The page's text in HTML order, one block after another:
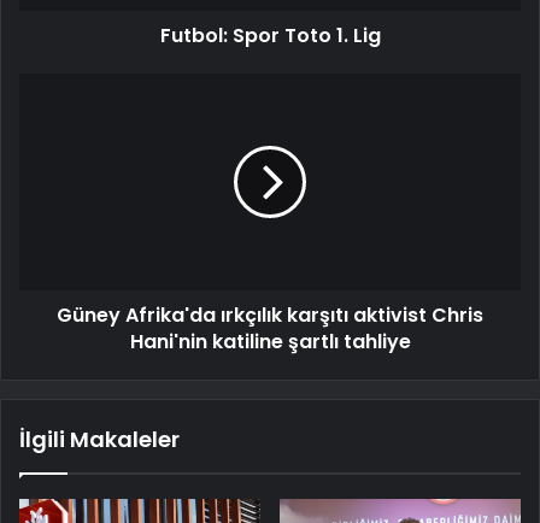
Futbol: Spor Toto 1. Lig
Güney Afrika'da ırkçılık karşıtı aktivist Chris
Hani'nin katiline şartlı tahliye
İlgili Makaleler